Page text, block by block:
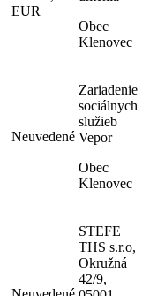
EUR
Obec
Klenovec
Neuvedené
Zariadenie
sociálnych
služieb
Vepor
Obec
Klenovec
STEFE
THS s.r.o,
Okružná
42/9,